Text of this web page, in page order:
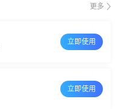
更多
立即使用
立即使用